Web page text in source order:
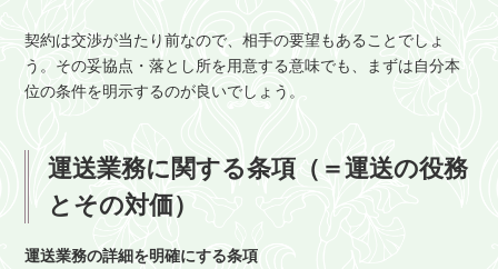
契約は交渉が当たり前なので、相手の要望もあることでしょ
う。その妥協点・落とし所を用意する意味でも、まずは自分本
位の条件を明示するのが良いでしょう。
運送業務に関する条項（＝運送の役務
とその対価）
運送業務の詳細を明確にする条項